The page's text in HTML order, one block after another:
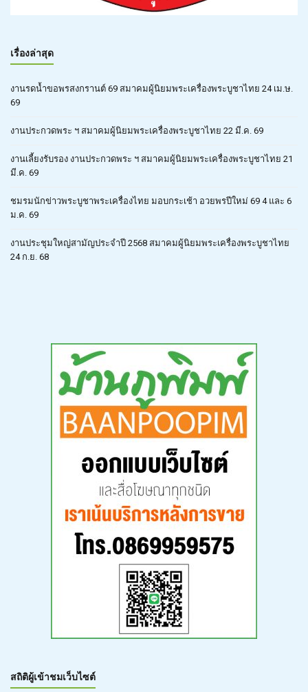
เรื่องล่าสุด
งานรดน้ำขอพรสงกรานต์ 69 สมาคมผู้นิยมพระเครื่องพระบูชาไทย 24 เม.ษ.
69
งานประกวดพระ ฯ สมาคมผู้นิยมพระเครื่องพระบูชาไทย 22 มี.ค. 69
งานเลี้ยงรับรอง งานประกวดพระ ฯ สมาคมผู้นิยมพระเครื่องพระบูชาไทย 21
มี.ค. 69
ชมรมนักข่าวพระบูชาพระเครื่องไทย มอบกระเช้า อวยพรปีใหม่ 69 4 และ 6
ม.ค. 69
งานประชุมใหญ่สามัญประจำปี 2568 สมาคมผู้นิยมพระเครื่องพระบูชาไทย
24 ก.ย. 68
สถิติผู้เข้าชมเว็บไซต์